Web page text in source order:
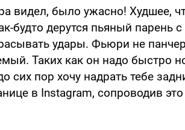
видел, было ужасно! Худшее,
будто дерутся пьяный парень
удары. Фьюри не
Таких как он надо быстро
сих пор хочу надрать тебе
в Instagram, сопроводив